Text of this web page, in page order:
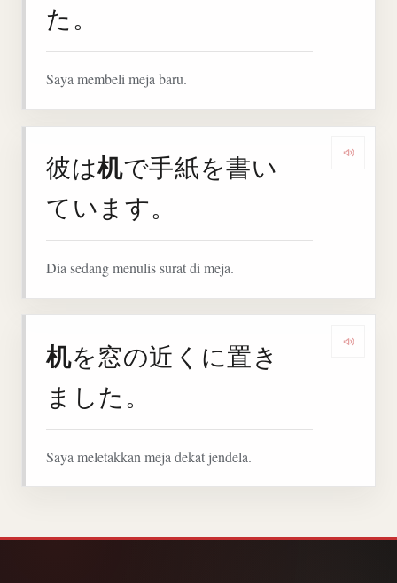
た。
Saya membeli meja baru.
彼は机で手紙を書い
ています。
Dia sedang menulis surat di meja.
机を窓の近くに置き
ました。
Saya meletakkan meja dekat jendela.